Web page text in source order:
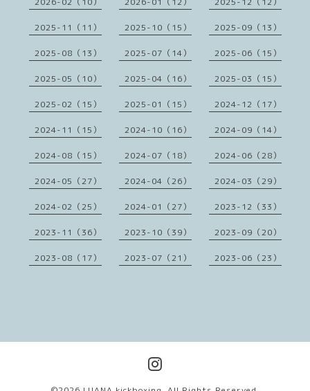
2025-11（11） 2025-10（15） 2025-09（13）
2025-08（13） 2025-07（14） 2025-06（15）
2025-05（10） 2025-04（16） 2025-03（15）
2025-02（15） 2025-01（15） 2024-12（17）
2024-11（15） 2024-10（16） 2024-09（14）
2024-08（15） 2024-07（18） 2024-06（28）
2024-05（27） 2024-04（26） 2024-03（29）
2024-02（25） 2024-01（27） 2023-12（33）
2023-11（36） 2023-10（39） 2023-09（20）
2023-08（17） 2023-07（21） 2023-06（23）